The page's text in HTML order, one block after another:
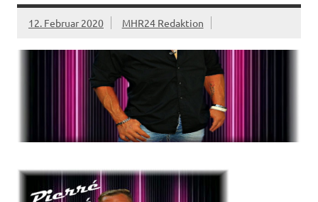
12. Februar 2020 MHR24 Redaktion